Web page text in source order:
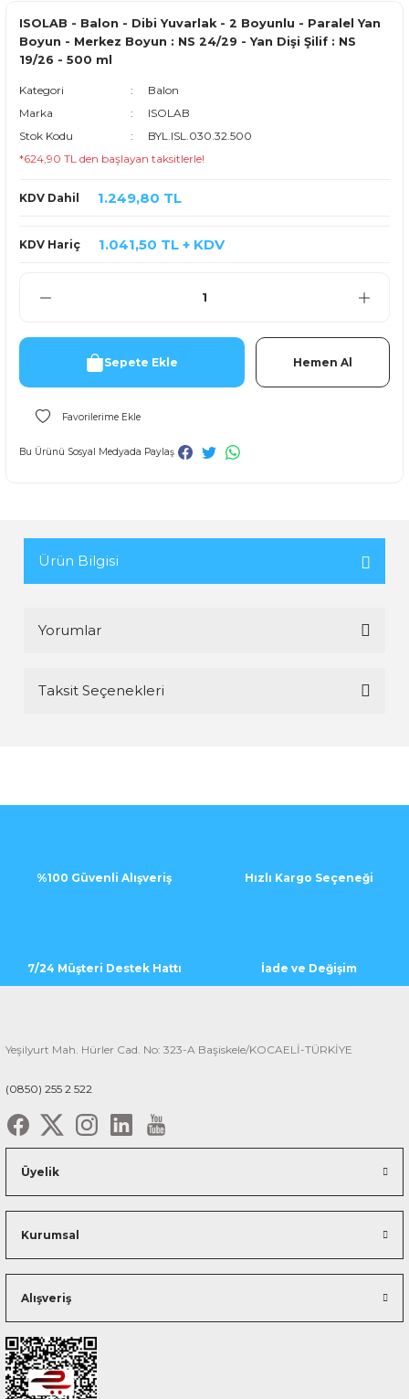
ISOLAB - Balon - Dibi Yuvarlak - 2 Boyunlu - Paralel Yan
Boyun - Merkez Boyun : NS 24/29 - Yan Dişi Şilif : NS
19/26 - 500 ml
Kategori
Balon
Marka
ISOLAB
Stok Kodu
BYL.ISL.030.32.500
*624,90 TL den başlayan taksitlerle!
KDV Dahil 1.249,80 TL
KDV Hariç 1.041,50 TL + KDV
Sepete Ekle Hemen Al
Bu Ürünü Sosyal Medyada Paylaş
Ürün Bilgisi
Yorumlar
Bu ürüne ilk yorumu siz yapın!
Taksit Seçenekleri
%100 Güvenli Alışveriş Hızlı Kargo Seçeneği
7/24 Müşteri Destek Hattı İade ve Değişim
Yeşilyurt Mah. Hürler Cad. No: 323-A Başiskele/KOCAELİ-TÜRKİYE
(0850) 255 2 522
Üyelik
Kurumsal
Alışveriş